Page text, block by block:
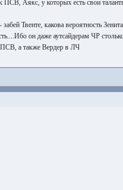
ПСВ, Аякс, у которых есть свои
Твенте, какова вероятность
он даже аутсайдерам ЧР
ПСВ, а также Вердер в ЛЧ